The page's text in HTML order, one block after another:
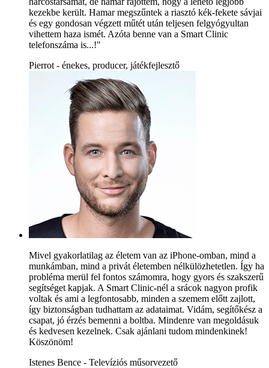
kezekbe került. Hamar megszűntek a riasztó kék-fekete sávjai
és egy gondosan végzett műtét után teljesen felgyógyultan
vihettem haza ismét. Azóta benne van a Smart Clinic
telefonszáma is...!"
Pierrot - énekes, producer, játékfejlesztő
Mivel gyakorlatilag az életem van az iPhone-omban, mind a
munkámban, mind a privát életemben nélkülözhetetlen. Így ha
probléma merül fel fontos számomra, hogy gyors és szakszerű
segítséget kapjak. A Smart Clinic-nél a srácok nagyon profik
voltak és ami a legfontosabb, minden a szemem előtt zajlott,
így biztonságban tudhattam az adataimat. Vidám, segítőkész a
csapat, jó érzés bemenni a boltba. Mindenre van megoldásuk
és kedvesen kezelnek. Csak ajánlani tudom mindenkinek!
Köszönöm!
Istenes Bence - Televíziós műsorvezető